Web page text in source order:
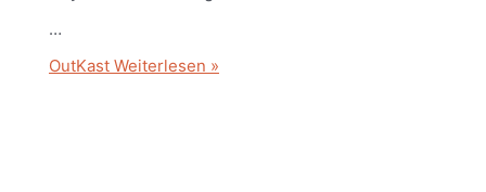
…
OutKast Weiterlesen »